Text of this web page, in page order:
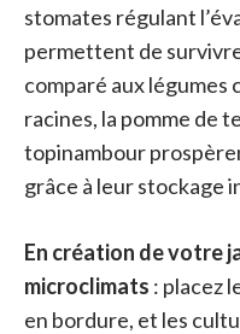
stomates régulant
permettent de survivre
comparé aux légumes
racines, la pomme de
topinambour
grâce à leur stockage
En création de votre
microclimats : placez
en bordure, et les